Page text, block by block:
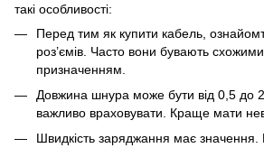
такі особливості:
Перед тим як купити кабель,
роз’ємів. Часто вони бувають
призначенням.
Довжина шнура може бути від 0,5 до
важливо враховувати. Краще мати
Швидкість заряджання має